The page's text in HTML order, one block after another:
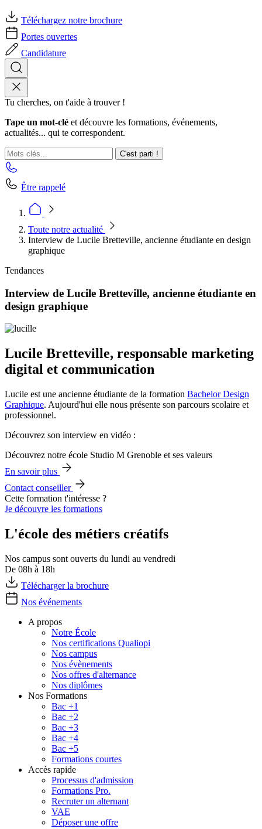
Téléchargez notre brochure
Portes ouvertes
Candidature
Tu cherches, on t'aide à trouver !
Tape un mot-clé et découvre les formations, événements,
actualités... qui te correspondent.
C'est parti !
Être rappelé
Toute notre actualité
Interview de Lucile Bretteville, ancienne étudiante en design
graphique
Tendances
Interview de Lucile Bretteville, ancienne étudiante en
design graphique
Lucile Bretteville, responsable marketing
digital et communication
Lucile est une ancienne étudiante de la formation Bachelor Design
Graphique. Aujourd'hui elle nous présente son parcours scolaire et
professionnel.
Découvrez son interview en vidéo :
Découvrez notre école Studio M Grenoble et ses valeurs
En savoir plus
Contact conseiller
Cette formation t'intéresse ?
Je découvre les formations
L'école des métiers créatifs
Nos campus sont ouverts du lundi au vendredi
De 08h à 18h
Télécharger la brochure
Nos événements
A propos
Notre École
Nos certifications Qualiopi
Nos campus
Nos évènements
Nos offres d'alternance
Nos diplômes
Nos Formations
Bac +1
Bac +2
Bac +3
Bac +4
Bac +5
Formations courtes
Accès rapide
Processus d'admission
Formations Pro.
Recruter un alternant
VAE
Déposer une offre